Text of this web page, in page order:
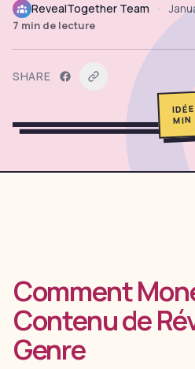
🇺🇸
RevealTogether Team •
7 min de lecture
SHARE
MIN
Comment
Contenu de
Genre